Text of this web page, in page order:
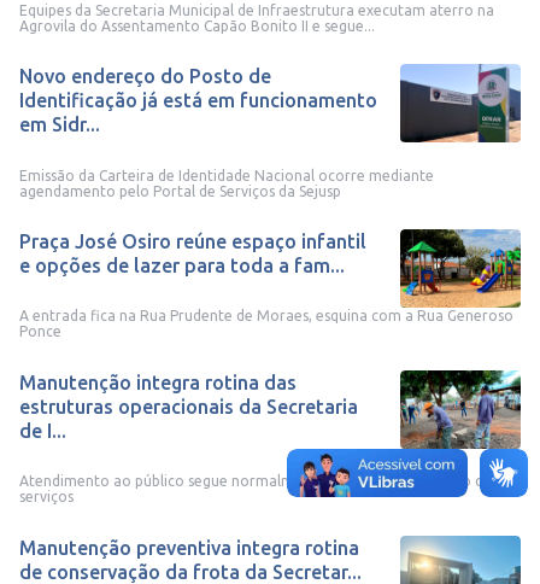
Equipes da Secretaria Municipal de Infraestrutura executam aterro na
Agrovila do Assentamento Capão Bonito II e segue...
Novo endereço do Posto de
Identificação já está em funcionamento
em Sidr...
Emissão da Carteira de Identidade Nacional ocorre mediante
agendamento pelo Portal de Serviços da Sejusp
Praça José Osiro reúne espaço infantil
e opções de lazer para toda a fam...
A entrada fica na Rua Prudente de Moraes, esquina com a Rua Generoso
Ponce
Manutenção integra rotina das
estruturas operacionais da Secretaria
de I...
Atendimento ao público segue normalmente durante a realização dos
serviços
Manutenção preventiva integra rotina
de conservação da frota da Secretar...